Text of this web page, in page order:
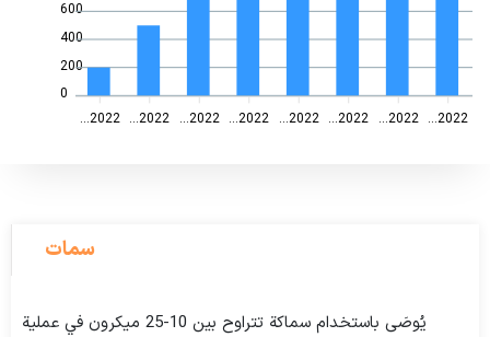
600
400
200
0
2022...
2022... 2022... 2022... 2022... 2022... 2022... 2022...
سمات
يُوصَى باستخدام سماكة تتراوح بين 10-25 ميكرون في عملية